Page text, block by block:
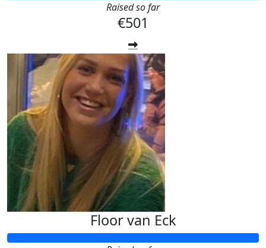
Raised so far
€501
Floor van Eck